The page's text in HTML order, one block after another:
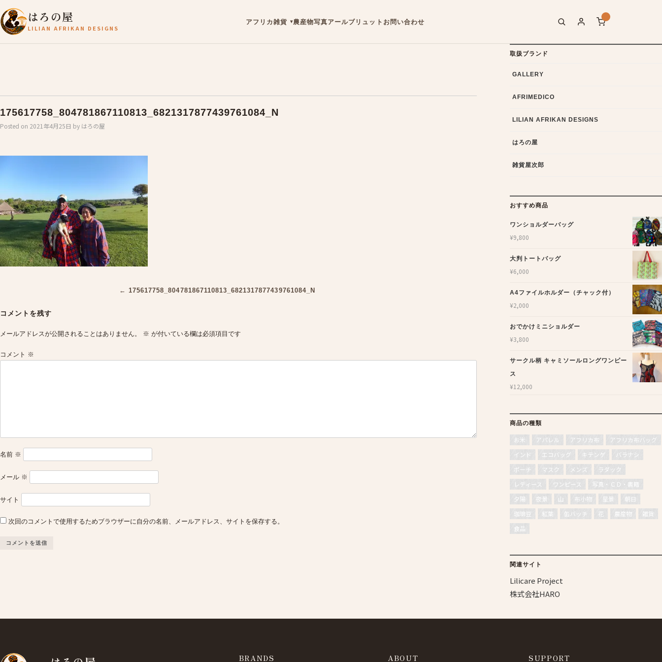
はろの屋
LILIAN AFRIKAN DESIGNS
アフリカ雑貨 農産物写真アールブリュット お問い合わせ
175617758_804781867110813_6821317877439761084_N
Posted on 2021年4月25日 by はろの屋
← 175617758_804781867110813_6821317877439761084_N
コメントを残す
メールアドレスが公開されることはありません。 ※ が付いている欄は必須項目です
コメント ※
名前 ※
メール ※
サイト
次回のコメントで使用するためブラウザーに自分の名前、メールアドレス、サイトを保存する。
取扱ブランド
GALLERY
AFRIMEDICO
LILIAN AFRIKAN DESIGNS
はろの屋
雑貨屋次郎
おすすめ商品
ワンショルダーバッグ
¥9,800
大判トートバッグ
¥6,000
A4ファイルホルダー（チャック付）
¥2,000
おでかけミニショルダー
¥3,800
サークル柄 キャミソールロングワンピー
ス
¥12,000
商品の種類
お米 アパレル アフリカ布
アフリカ布バッグ
インド
エコバッグ キテンゲ
バラナシ
ポーチ
マスク メンズ
ラダック
レディース
ワンピース
写真・ＣＤ・書籍
夕陽
夜景 山 布小物 星景
朝日
珈琲豆
紅葉 缶バッチ 花 農産物
雑貨
食品
関連サイト
Lilicare Project
株式会社HARO
BRANDS ABOUT SUPPORT